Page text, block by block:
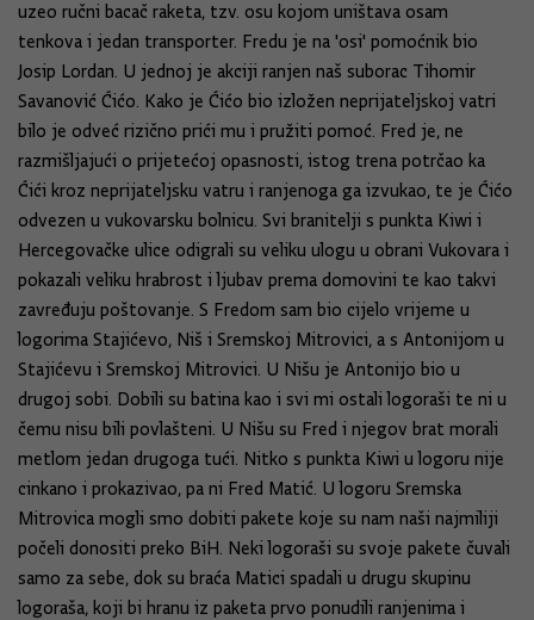
uzeo ručni bacač raketa, tzv. osu kojom uništava osam
tenkova i jedan transporter. Fredu je na 'osi' pomoćnik bio
Josip Lordan. U jednoj je akciji ranjen naš suborac Tihomir
Savanović Ćićo. Kako je Ćićo bio izložen neprijateljskoj vatri
bilo je odveć rizično prići mu i pružiti pomoć. Fred je, ne
razmišljajući o prijetećoj opasnosti, istog trena potrčao ka
Ćići kroz neprijateljsku vatru i ranjenoga ga izvukao, te je Ćićo
odvezen u vukovarsku bolnicu. Svi branitelji s punkta Kiwi i
Hercegovačke ulice odigrali su veliku ulogu u obrani Vukovara i
pokazali veliku hrabrost i ljubav prema domovini te kao takvi
zavređuju poštovanje. S Fredom sam bio cijelo vrijeme u
logorima Stajićevo, Niš i Sremskoj Mitrovici, a s Antonijom u
Stajićevu i Sremskoj Mitrovici. U Nišu je Antonijo bio u
drugoj sobi. Dobili su batina kao i svi mi ostali logoraši te ni u
čemu nisu bili povlašteni. U Nišu su Fred i njegov brat morali
metlom jedan drugoga tući. Nitko s punkta Kiwi u logoru nije
cinkano i prokazivao, pa ni Fred Matić. U logoru Sremska
Mitrovica mogli smo dobiti pakete koje su nam naši najmiliji
počeli donositi preko BiH. Neki logoraši su svoje pakete čuvali
samo za sebe, dok su braća Matici spadali u drugu skupinu
logoraša, koji bi hranu iz paketa prvo ponudili ranjenima i